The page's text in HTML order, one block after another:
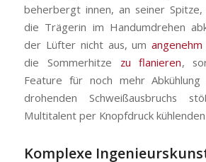
beherbergt innen, an seiner
die Trägerin im Handumdrehen
der Lüfter nicht aus, um
die Sommerhitze zu flanieren,
Feature für noch mehr
drohenden Schweißausbruchs
Multitalent per Knopfdruck
Komplexe